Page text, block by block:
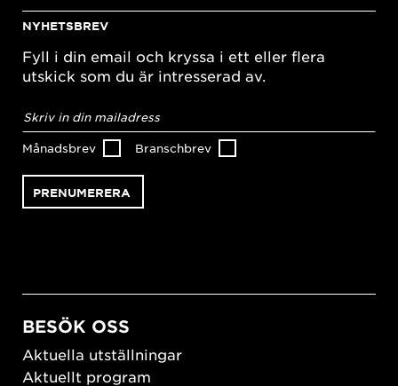
NYHETSBREV
Fyll i din email och kryssa i ett eller flera
utskick som du är intresserad av.
postadress*
Månadsbrev Branschbrev
BESÖK OSS
Aktuella utställningar
Aktuellt program